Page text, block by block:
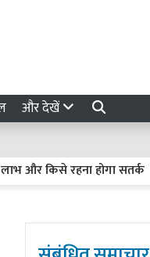
और देखें
किसे रहना होगा सतर्क